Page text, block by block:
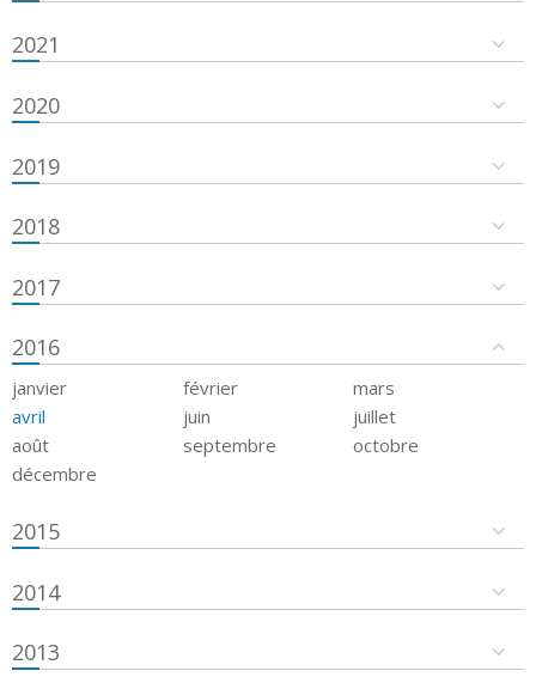
2021
2020
2019
2018
2017
2016
janvier février
mars
avril
juin
juillet
août
septembre
octobre
décembre
2015
2014
2013